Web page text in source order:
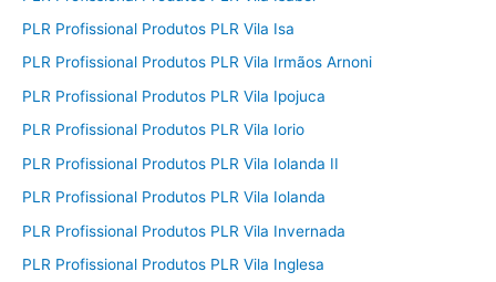
PLR Profissional Produtos PLR Vila Isa
PLR Profissional Produtos PLR Vila Irmãos Arnoni
PLR Profissional Produtos PLR Vila Ipojuca
PLR Profissional Produtos PLR Vila Iorio
PLR Profissional Produtos PLR Vila Iolanda II
PLR Profissional Produtos PLR Vila Iolanda
PLR Profissional Produtos PLR Vila Invernada
PLR Profissional Produtos PLR Vila Inglesa